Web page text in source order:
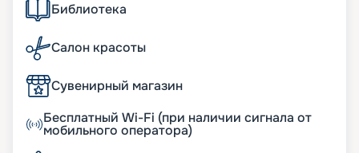
Библиотека
Салон красоты
Сувенирный магазин
Бесплатный Wi-Fi (при наличии сигнала от
мобильного оператора)